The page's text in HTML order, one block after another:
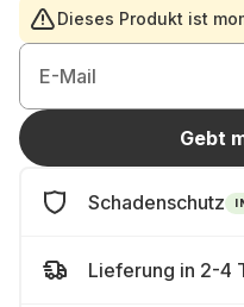
Dieses Produkt ist
E-Mail
Gebt
Schadenschutz
Lieferung in 2-4